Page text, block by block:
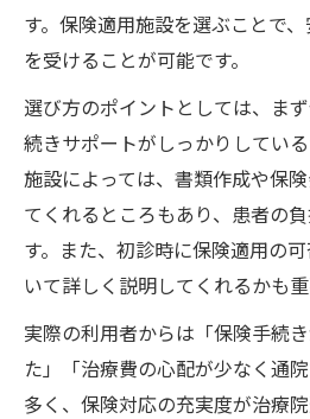
す。保険適用施設を選ぶことで
を受けることが可能です。
選び方のポイントとしては、ま
続きサポートがしっかりしてい
施設によっては、書類作成や保
てくれるところもあり、患者の
す。また、初診時に保険適用の
いて詳しく説明してくれるかも重
実際の利用者からは「保険手続
た」「治療費の心配が少なく通
多く、保険対応の充実度が治療